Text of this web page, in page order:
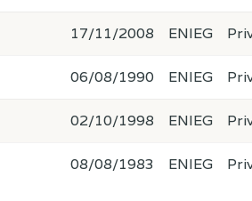
17/11/2008 ENIEG
06/08/1990 ENIEG
02/10/1998 ENIEG
08/08/1983 ENIEG